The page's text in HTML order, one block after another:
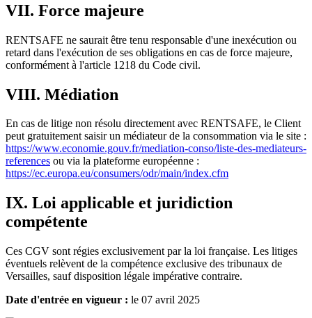
VII. Force majeure
RENTSAFE ne saurait être tenu responsable d'une inexécution ou
retard dans l'exécution de ses obligations en cas de force majeure,
conformément à l'article 1218 du Code civil.
VIII. Médiation
En cas de litige non résolu directement avec RENTSAFE, le Client
peut gratuitement saisir un médiateur de la consommation via le site :
https://www.economie.gouv.fr/mediation-conso/liste-des-mediateurs-
references ou via la plateforme européenne :
https://ec.europa.eu/consumers/odr/main/index.cfm
IX. Loi applicable et juridiction
compétente
Ces CGV sont régies exclusivement par la loi française. Les litiges
éventuels relèvent de la compétence exclusive des tribunaux de
Versailles, sauf disposition légale impérative contraire.
Date d'entrée en vigueur : le 07 avril 2025